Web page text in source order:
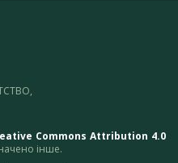
Commons Attribution 4.0
інше.